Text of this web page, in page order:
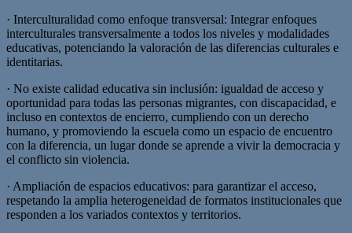
· Interculturalidad como enfoque transversal: Integrar enfoques
interculturales transversalmente a todos los niveles y modalidades
educativas, potenciando la valoración de las diferencias culturales e
identitarias.
· No existe calidad educativa sin inclusión: igualdad de acceso y
oportunidad para todas las personas migrantes, con discapacidad, e
incluso en contextos de encierro, cumpliendo con un derecho
humano, y promoviendo la escuela como un espacio de encuentro
con la diferencia, un lugar donde se aprende a vivir la democracia y
el conflicto sin violencia.
· Ampliación de espacios educativos: para garantizar el acceso,
respetando la amplia heterogeneidad de formatos institucionales que
responden a los variados contextos y territorios.